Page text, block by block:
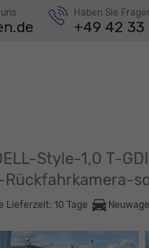
Haben Sie
+49 42 33
Style-1,0 T-
Lieferzeit: 10 Tage